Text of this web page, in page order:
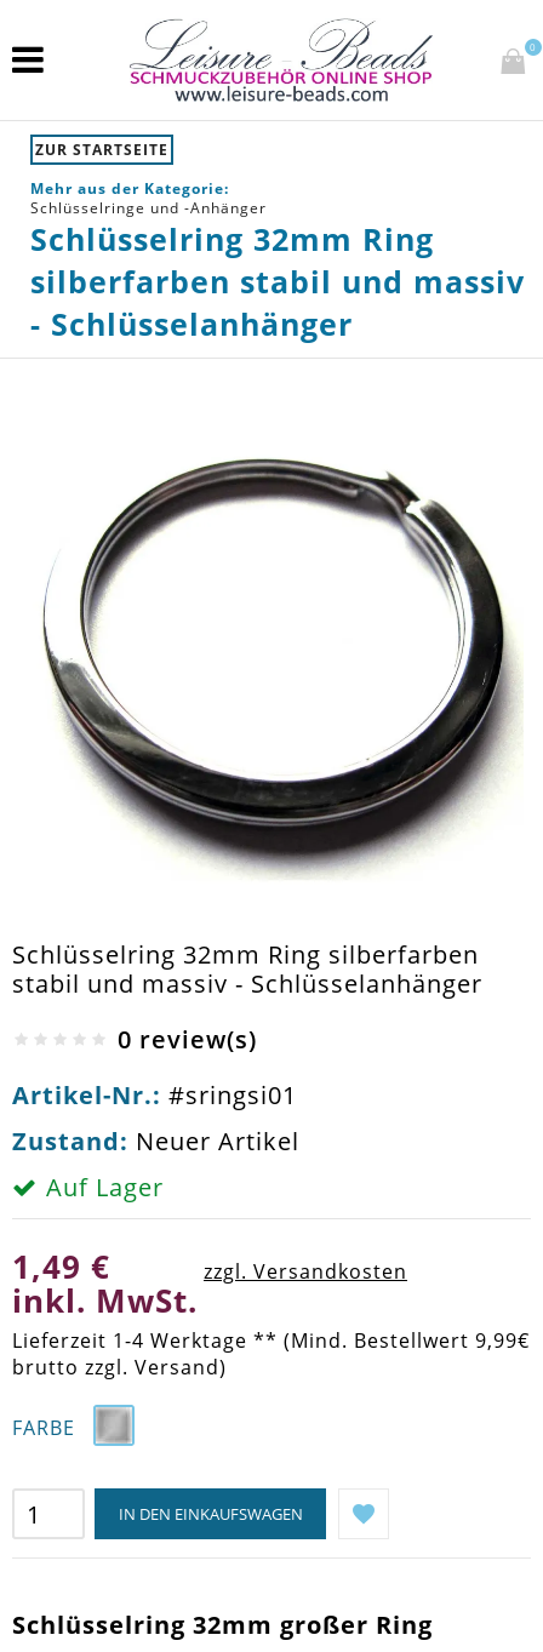
0
ZUR STARTSEITE
Mehr aus der Kategorie:
Schlüsselringe und -Anhänger
Schlüsselring 32mm Ring
silberfarben stabil und massiv
- Schlüsselanhänger
Schlüsselring 32mm Ring silberfarben
stabil und massiv - Schlüsselanhänger
0 review(s)
Artikel-Nr.: #sringsi01
Zustand: Neuer Artikel
Auf Lager
1,49 €
inkl. MwSt.
zzgl. Versandkosten
Lieferzeit 1-4 Werktage ** (Mind. Bestellwert 9,99€
brutto zzgl. Versand)
FARBE
IN DEN EINKAUFSWAGEN
Schlüsselring 32mm großer Ring